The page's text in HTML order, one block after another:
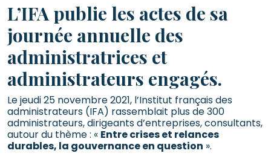
L’IFA publie les actes de sa
journée annuelle des
administratrices et
administrateurs engagés.
Le jeudi 25 novembre 2021, l’Institut français des
administrateurs (IFA) rassemblait plus de 300
administrateurs, dirigeants d’entreprises, consultants,
autour du thème : « Entre crises et relances
durables, la gouvernance en question ».